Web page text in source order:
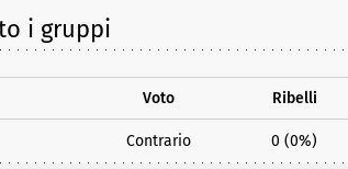
i gruppi
Voto Ribelli
Contrario 0 (0%)